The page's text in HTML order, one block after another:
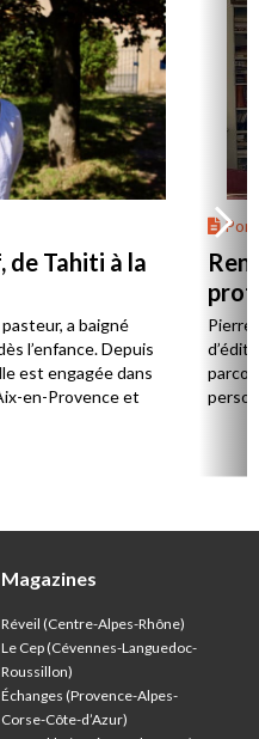
de Tahiti à la
a baigné
l’enfance. Depuis
est engagée dans
en-Provence et
Magazines
Réveil (Centre-Alpes-Rhône)
Le Cep (Cévennes-Languedoc-
Roussillon)
Échanges (Provence-Alpes-
Corse-Côte-d’Azur)